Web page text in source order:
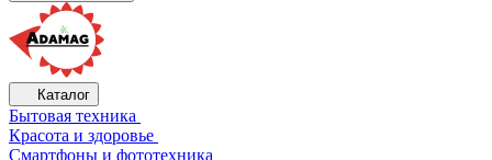
Каталог
Бытовая техника
Красота и здоровье
Смартфоны и фототехника